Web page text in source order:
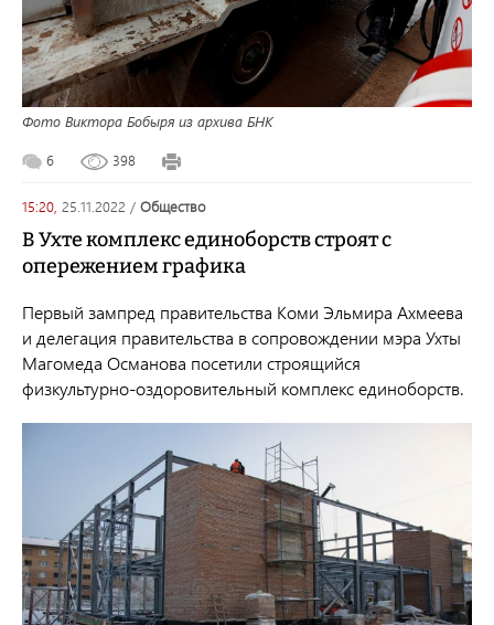
Фото Виктора Бобыря из архива БНК
6 398
15:20, 25.11.2022 / общество
В Ухте комплекс единоборств строят с
опережением графика
Первый зампред правительства Коми Эльмира Ахмеева
и делегация правительства в сопровождении мэра Ухты
Магомеда Османова посетили строящийся
физкультурно-оздоровительный комплекс единоборств.